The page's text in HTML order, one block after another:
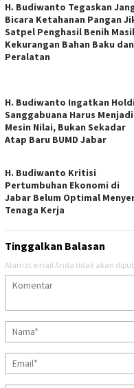
H. Budiwanto Tegaskan
Bicara Ketahanan Pangan
Satpel Penghasil Benih
Kekurangan Bahan Baku dan
Peralatan
H. Budiwanto Ingatkan
Sanggabuana Harus Menjadi
Mesin Nilai, Bukan Sekadar
Atap Baru BUMD Jabar
H. Budiwanto Kritisi
Pertumbuhan Ekonomi di
Jabar Belum Optimal
Tenaga Kerja
Tinggalkan Balasan
Alamat email Anda tidak akan